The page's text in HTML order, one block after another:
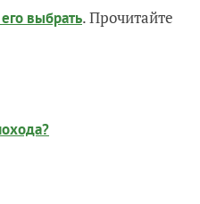
его выбрать. Прочитайте